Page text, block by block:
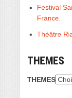
Festival
France.
Théâtre
THEMES
THEMES